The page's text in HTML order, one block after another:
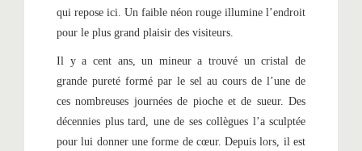
qui repose ici. Un faible néon rouge illumine l’endroit
pour le plus grand plaisir des visiteurs.
Il y a cent ans, un mineur a trouvé un cristal de
grande pureté formé par le sel au cours de l’une de
ces nombreuses journées de pioche et de sueur. Des
décennies plus tard, une de ses collègues l’a sculptée
pour lui donner une forme de cœur. Depuis lors, il est